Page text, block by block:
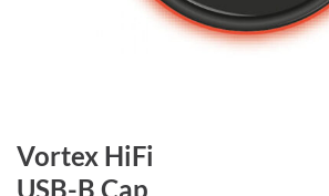
Vortex HiFi
USB-B Cap